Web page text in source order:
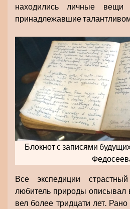
находились личные
принадлежавшие
Блокнот с записями
Все экспедиции
любитель природы описывал
вел более тридцати лет. Рано